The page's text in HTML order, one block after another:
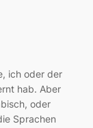
ich oder der
hab. Aber
oder
Sprachen